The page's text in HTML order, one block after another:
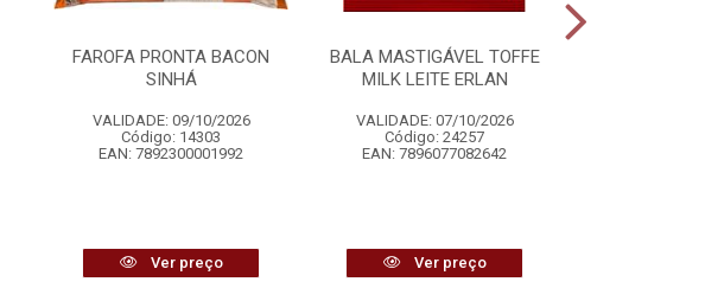
FAROFA PRONTA BACON
SINHÁ
VALIDADE: 09/10/2026
Código: 14303
EAN: 7892300001992
Ver preço
BALA MASTIGÁVEL TOFFE
MILK LEITE ERLAN
VALIDADE: 07/10/2026
Código: 24257
EAN: 7896077082642
Ver preço